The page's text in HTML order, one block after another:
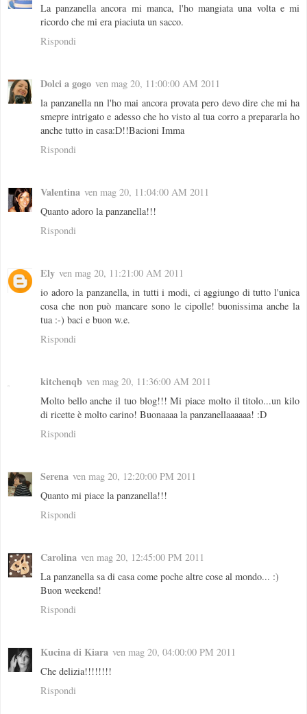
La panzanella ancora mi manca, l'ho mangiata una volta e mi
ricordo che mi era piaciuta un sacco.
Rispondi
Dolci a gogo ven mag 20, 11:00:00 AM 2011
la panzanella nn l'ho mai ancora provata pero devo dire che mi ha
smepre intrigato e adesso che ho visto al tua corro a prepararla ho
anche tutto in casa:D!!Bacioni Imma
Rispondi
Valentina ven mag 20, 11:04:00 AM 2011
Quanto adoro la panzanella!!!
Rispondi
Ely ven mag 20, 11:21:00 AM 2011
io adoro la panzanella, in tutti i modi, ci aggiungo di tutto l'unica
cosa che non può mancare sono le cipolle! buonissima anche la
tua :-) baci e buon w.e.
Rispondi
kitchenqb ven mag 20, 11:36:00 AM 2011
Molto bello anche il tuo blog!!! Mi piace molto il titolo...un kilo
di ricette è molto carino! Buonaaaa la panzanellaaaaaa! :D
Rispondi
Serena ven mag 20, 12:20:00 PM 2011
Quanto mi piace la panzanella!!!
Rispondi
Carolina ven mag 20, 12:45:00 PM 2011
La panzanella sa di casa come poche altre cose al mondo... :)
Buon weekend!
Rispondi
Kucina di Kiara ven mag 20, 04:00:00 PM 2011
Che delizia!!!!!!!!
Rispondi